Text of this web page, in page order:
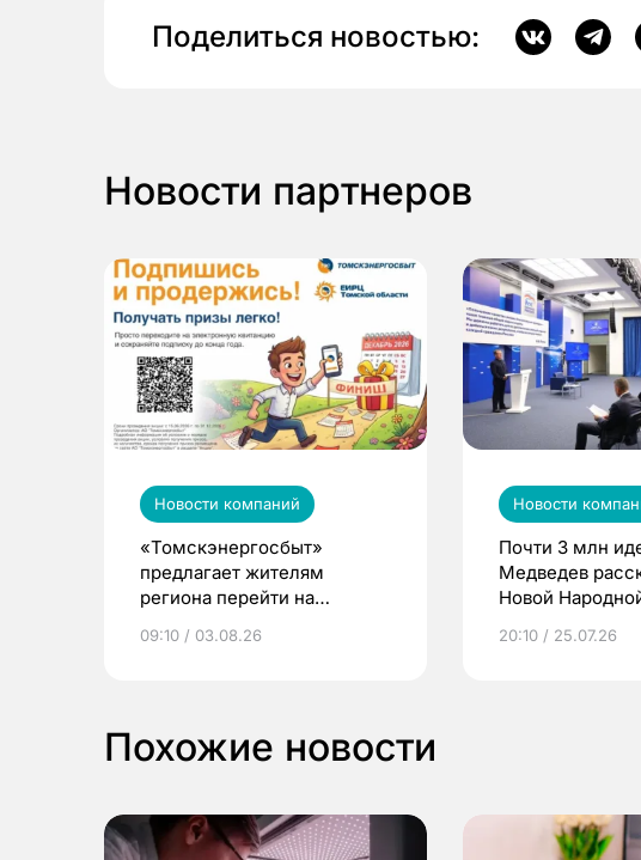
Поделиться новостью:
Новости партнеров
Новости компаний
«Томскэнергосбыт»
предлагает жителям
региона перейти на
выиграть призы
09:10 / 03.08.26
Новости
Почти 3 млн
Медведев
Новой
20:10 / 25.07.26
Похожие новости